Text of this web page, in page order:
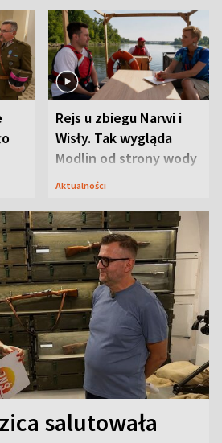
Rejs u zbiegu Narwi i
Wisły. Tak wygląda
Modlin od strony wody
Aktualności
salutowała